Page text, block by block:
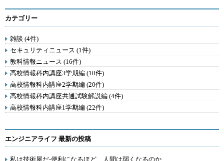
カテゴリー
雑談 (4件)
セキュリティニュース (1件)
教科情報ニュース (16件)
高校情報科内講座3学期編 (10件)
高校情報科内講座2学期編 (20件)
高校情報科内講座共通試験解説編 (4件)
高校情報科内講座1学期編 (22件)
エンジニアライフ 最新の投稿
私は技術屋だ-便利になるほど、人間は弱くなるのか